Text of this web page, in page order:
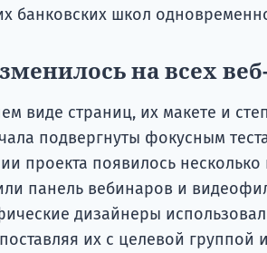
банковских школ
на всех
виде страниц, их макете и
подвергнуты фокусным
проекта появилось
панель вебинаров и
дизайнеры
их с целевой группой